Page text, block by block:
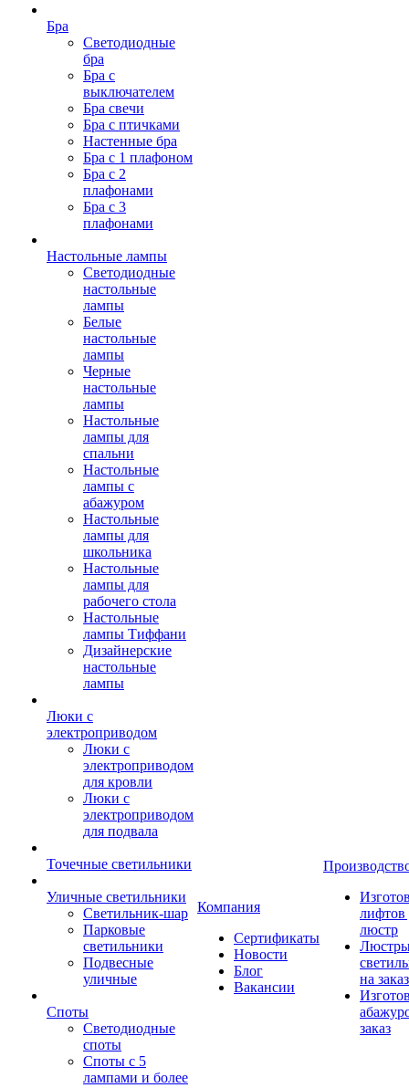
Бра
Светодиодные
бра
Бра с
выключателем
Бра свечи
Бра с птичками
Настенные бра
Бра с 1 плафоном
Бра с 2
плафонами
Бра с 3
плафонами
Настольные лампы
Светодиодные
настольные
лампы
Белые
настольные
лампы
Черные
настольные
лампы
Настольные
лампы для
спальни
Настольные
лампы с
абажуром
Настольные
лампы для
школьника
Настольные
лампы для
рабочего стола
Настольные
лампы Тиффани
Дизайнерские
настольные
лампы
Люки с
электроприводом
Люки с
электроприводом
для кровли
Люки с
электроприводом
для подвала
Точечные светильники
Уличные светильники
Светильник-шар
Парковые
светильники
Подвесные
уличные
Споты
Светодиодные
споты
Споты с 5
лампами и более
Компания
Сертификаты
Новости
Блог
Вакансии
лифтов
люстр
на заказ
заказ